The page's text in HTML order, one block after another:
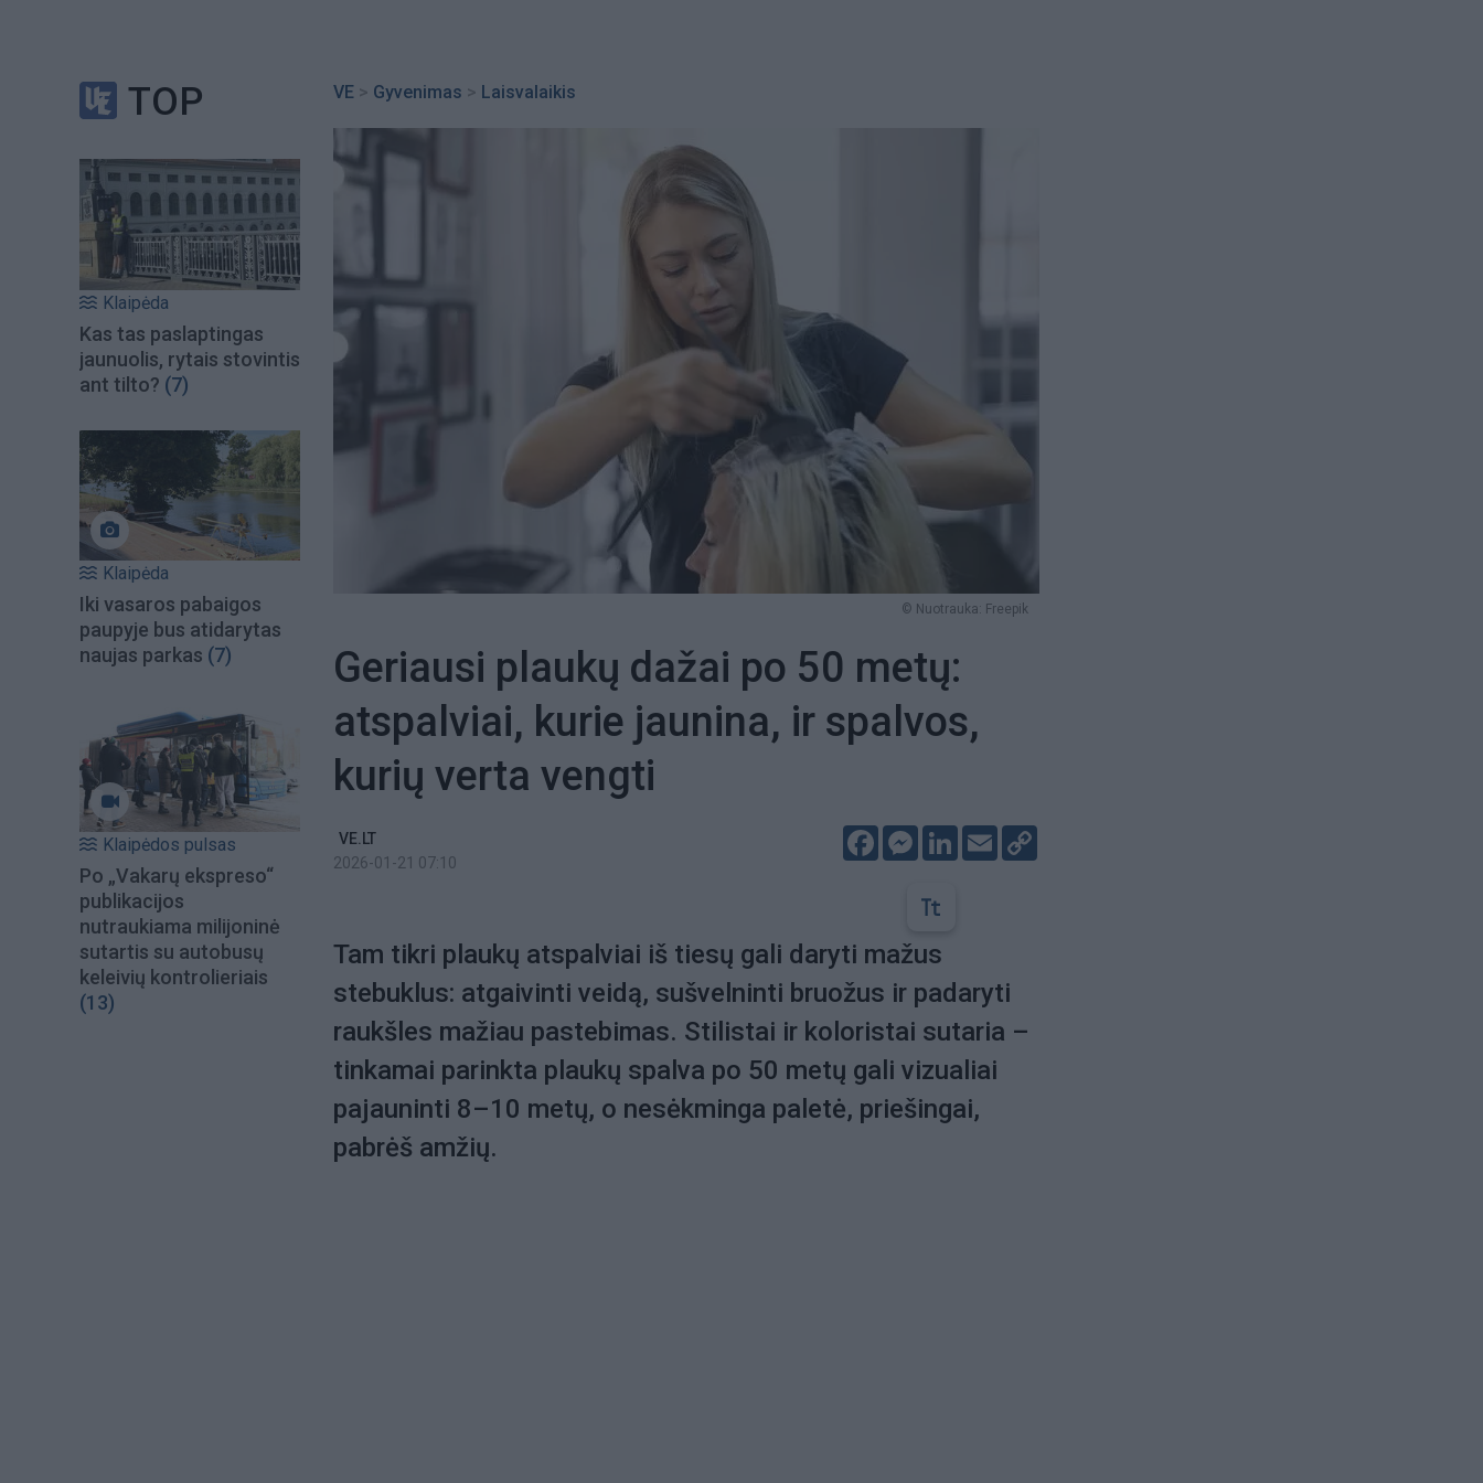
TOP
Klaipėda
Kas tas paslaptingas
jaunuolis, rytais stovintis
ant tilto? (7)
Klaipėda
Iki vasaros pabaigos
paupyje bus atidarytas
naujas parkas (7)
Klaipėdos pulsas
Po „Vakarų ekspreso“
publikacijos
nutraukiama milijoninė
sutartis su autobusų
keleivių kontrolieriais
(13)
VE > Gyvenimas > Laisvalaikis
© Nuotrauka: Freepik
Geriausi plaukų dažai po 50 metų:
atspalviai, kurie jaunina, ir spalvos,
kurių verta vengti
VE.LT
2026-01-21 07:10
FacebookMessenger
LinkedIn
Email
Tam tikri plaukų atspalviai iš tiesų gali daryti mažus
stebuklus: atgaivinti veidą, sušvelninti bruožus ir padaryti
raukšles mažiau pastebimas. Stilistai ir koloristai sutaria –
tinkamai parinkta plaukų spalva po 50 metų gali vizualiai
pajauninti 8–10 metų, o nesėkminga paletė, priešingai,
pabrėš amžių.